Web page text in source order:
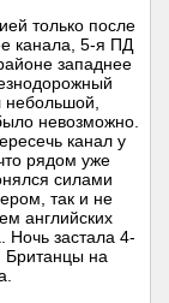
только после
канала, 5-я ПД
западнее
невозможно.
канал у
рядом уже
силами
так и не
английских
Ночь застала 4-
Британцы на